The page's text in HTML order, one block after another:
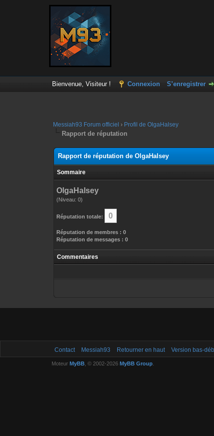
Bienvenue, Visiteur ! Connexion S’enregistrer
Messiah93 Forum officiel › Profil de OlgaHalsey
Rapport de réputation
Rapport de réputation de OlgaHalsey
Sommaire
OlgaHalsey
(Niveau: 0)
Réputation totale: 0
Réputation de membres : 0
Réputation de messages : 0
Commentaires
Contact Messiah93 Retourner en haut Version bas-
Moteur MyBB, © 2002-2026 MyBB Group.